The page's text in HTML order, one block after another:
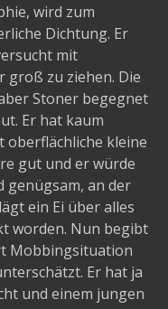
wird zum
Dichtung. Er
mit
groß zu ziehen. Die
Stoner begegnet
Er hat kaum
oberflächliche kleine
gut und er würde
genügsam, an der
ein Ei über alles
worden. Nun begibt
Mobbingsituation
Er hat ja
und einem jungen